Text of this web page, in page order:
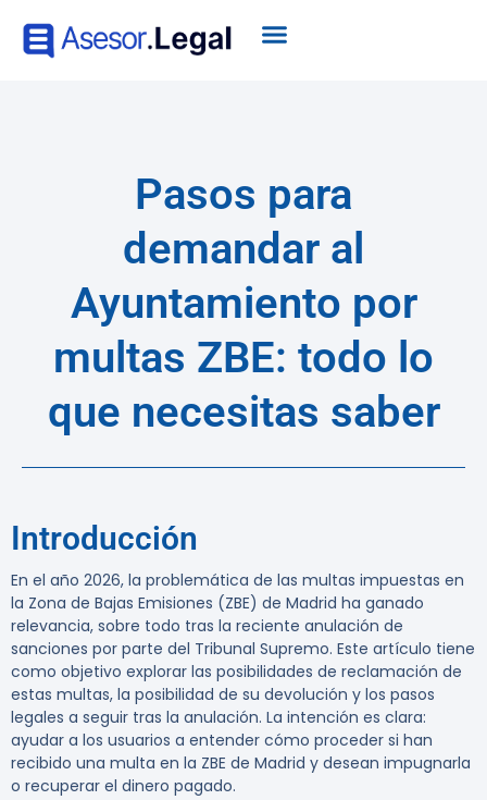
Pasos para
demandar al
Ayuntamiento por
multas ZBE: todo lo
que necesitas saber
Introducción
En el año 2026, la problemática de las multas impuestas en
la Zona de Bajas Emisiones (ZBE) de Madrid ha ganado
relevancia, sobre todo tras la reciente anulación de
sanciones por parte del Tribunal Supremo. Este artículo tiene
como objetivo explorar las posibilidades de reclamación de
estas multas, la posibilidad de su devolución y los pasos
legales a seguir tras la anulación. La intención es clara:
ayudar a los usuarios a entender cómo proceder si han
recibido una multa en la ZBE de Madrid y desean impugnarla
o recuperar el dinero pagado.